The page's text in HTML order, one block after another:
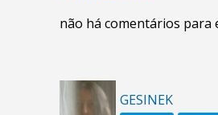
não há comentários para
GESINEK